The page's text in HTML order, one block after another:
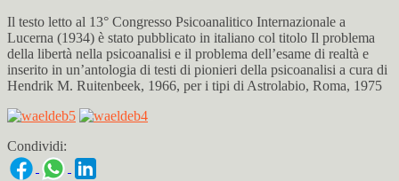
Il testo letto al 13° Congresso Psicoanalitico Internazionale a
Lucerna (1934) è stato pubblicato in italiano col titolo Il problema
della libertà nella psicoanalisi e il problema dell’esame di realtà e
inserito in un’antologia di testi di pionieri della psicoanalisi a cura di
Hendrik M. Ruitenbeek, 1966, per i tipi di Astrolabio, Roma, 1975
Condividi: